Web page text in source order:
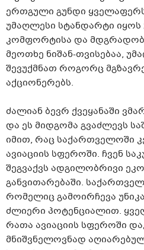
ერთგული გუნდი
უმაღლესი სტანდარტი
კომფორტისა და
მეოთხე ნიშან-თვისებაა,
შევუქმნათ როგორც
აქციონერებს.
ძალიან ბევრ ქვეყანაში
და ეს მიდგომა გვაძლევს
იმით, რაც საქართველოში
ავიაციის სფეროში. ჩვენ
შეგვაქვს ადგილობრივი
განვითარებაში.
რომელიც გამოირჩევა
ძლიერი პოტენციალით.
რათა ავიაციის სფეროში
მნიშვნელოვნად